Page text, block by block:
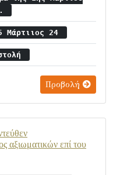
Μάρτιιος 24
Προβολή
αξιωματικών επί του